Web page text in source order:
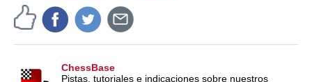
ChessBase
Pistas, tutoriales e indicaciones sobre nuestros